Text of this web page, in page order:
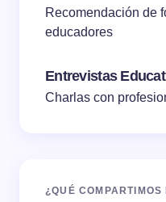
Recomendación de
educadores
Entrevistas
Charlas con
¿QUÉ